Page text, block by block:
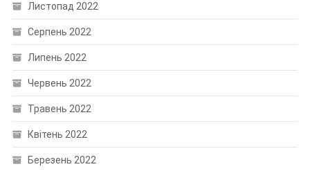
Листопад 2022
Серпень 2022
Липень 2022
Червень 2022
Травень 2022
Квітень 2022
Березень 2022